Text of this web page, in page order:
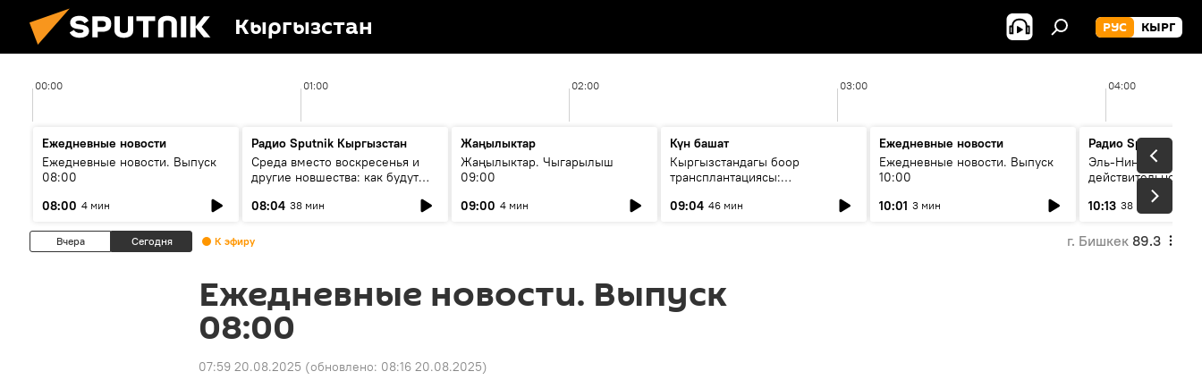
Кыргызстан РУС КЫРГ
00:00 01:00 02:00 03:00 04:00
Ежедневные новости
Ежедневные новости. Выпуск
08:00
08:00 4 мин
Радио Sputnik Кыргызстан
Среда вместо воскресенья и
другие новшества: как будут
08:04 38 мин
Жаңылыктар
Жаңылыктар. Чыгарылыш
09:00
09:00 4 мин
Күн башат
Кыргызстандагы боор
трансплантациясы:
келечеги
09:04 46 мин
Ежедневные новости
Ежедневные новости. Выпуск
10:00
10:01 3 мин
Радио Sputnik
Эль-Ниньо, жара и
действительно
погоду в
10:13 38 мин
Вчера Сегодня К эфиру г. Бишкек 89.3
Ежедневные новости. Выпуск
08:00
07:59 20.08.2025 (обновлено: 08:16 20.08.2025)